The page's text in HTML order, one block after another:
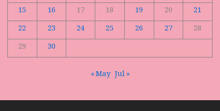
15
16 17 18 19 20
21
22
23 24 25 26 27
28
29
30
« May Jul »